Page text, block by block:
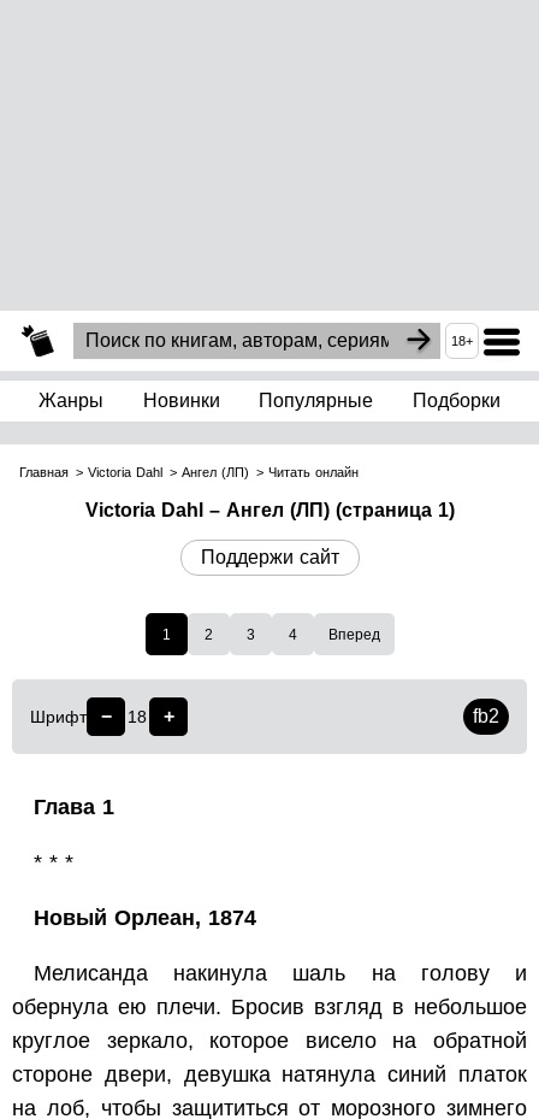
18+
Жанры Новинки Популярные Подборки
Главная Victoria Dahl Ангел (ЛП) Читать онлайн
Victoria Dahl – Ангел (ЛП) (страница 1)
Поддержи сайт
1 2 3 4 Вперед
Шрифт − 18 + fb2
Глава 1
* * *
Новый Орлеан, 1874
Мелисанда накинула шаль на голову и
обернула ею плечи. Бросив взгляд в небольшое
круглое зеркало, которое висело на обратной
стороне двери, девушка натянула синий платок
на лоб, чтобы защититься от морозного зимнего